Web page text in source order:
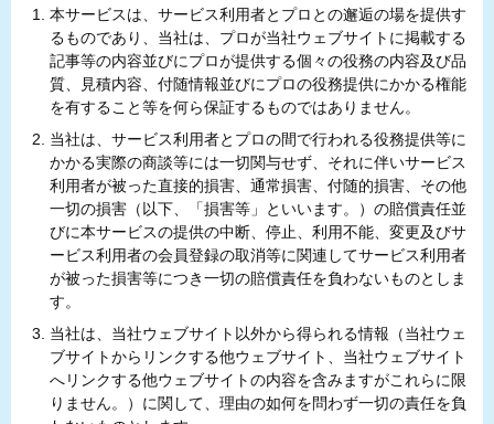
本サービスは、サービス利用者とプロとの邂逅の場を提供す
るものであり、当社は、プロが当社ウェブサイトに掲載する
記事等の内容並びにプロが提供する個々の役務の内容及び品
質、見積内容、付随情報並びにプロの役務提供にかかる権能
を有すること等を何ら保証するものではありません。
当社は、サービス利用者とプロの間で行われる役務提供等に
かかる実際の商談等には一切関与せず、それに伴いサービス
利用者が被った直接的損害、通常損害、付随的損害、その他
一切の損害（以下、「損害等」といいます。）の賠償責任並
びに本サービスの提供の中断、停止、利用不能、変更及びサ
ービス利用者の会員登録の取消等に関連してサービス利用者
が被った損害等につき一切の賠償責任を負わないものとしま
す。
当社は、当社ウェブサイト以外から得られる情報（当社ウェ
ブサイトからリンクする他ウェブサイト、当社ウェブサイト
へリンクする他ウェブサイトの内容を含みますがこれらに限
りません。）に関して、理由の如何を問わず一切の責任を負